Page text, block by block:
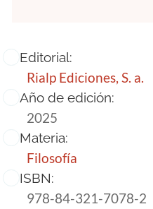
Editorial:
Rialp Ediciones, S. a.
Año de edición:
2025
Materia:
Filosofía
ISBN:
978-84-321-7078-2